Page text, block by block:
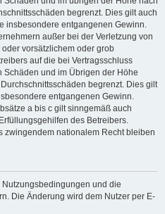
begrenzt. Dies gilt auch
insbesondere entgangenen Gewinn.
außer bei der Verletzung von
vorsätzlichem oder grob
auf die bei Vertragsschluss
und im Übrigen der Höhe
begrenzt. Dies gilt
entgangenen Gewinn.
a bis c gilt sinngemäß auch
des Betreibers.
zwingendem nationalem Recht bleiben
und die
Die Änderung wird dem Nutzer per E-